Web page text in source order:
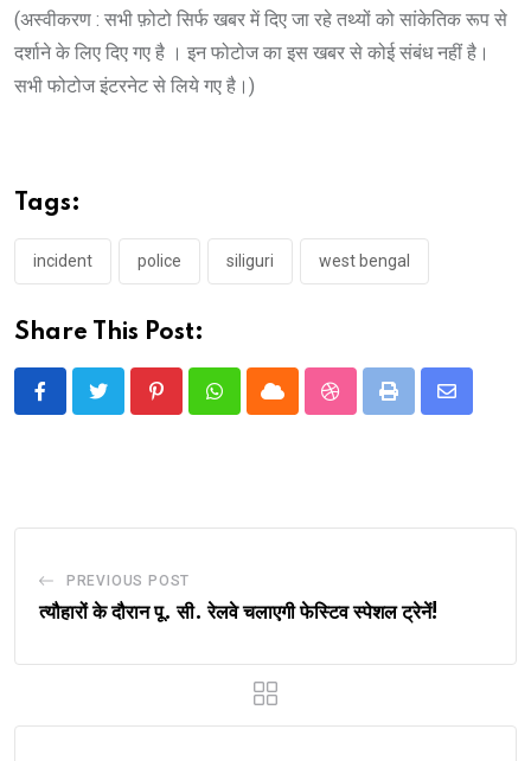
(अस्वीकरण : सभी फ़ोटो सिर्फ खबर में दिए जा रहे तथ्यों को सांकेतिक रूप से
दर्शाने के लिए दिए गए है । इन फोटोज का इस खबर से कोई संबंध नहीं है।
सभी फोटोज इंटरनेट से लिये गए है।)
Tags:
incident police siliguri west bengal
Share This Post:
PinterestWhatsappCloud StumbleUpon
Print
Share
PREVIOUS POST
त्यौहारों के दौरान पू. सी. रेलवे चलाएगी फेस्टिव स्पेशल ट्रेनें!